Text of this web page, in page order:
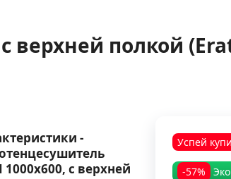
верхней полкой
Успей
-57%
-
с верхней